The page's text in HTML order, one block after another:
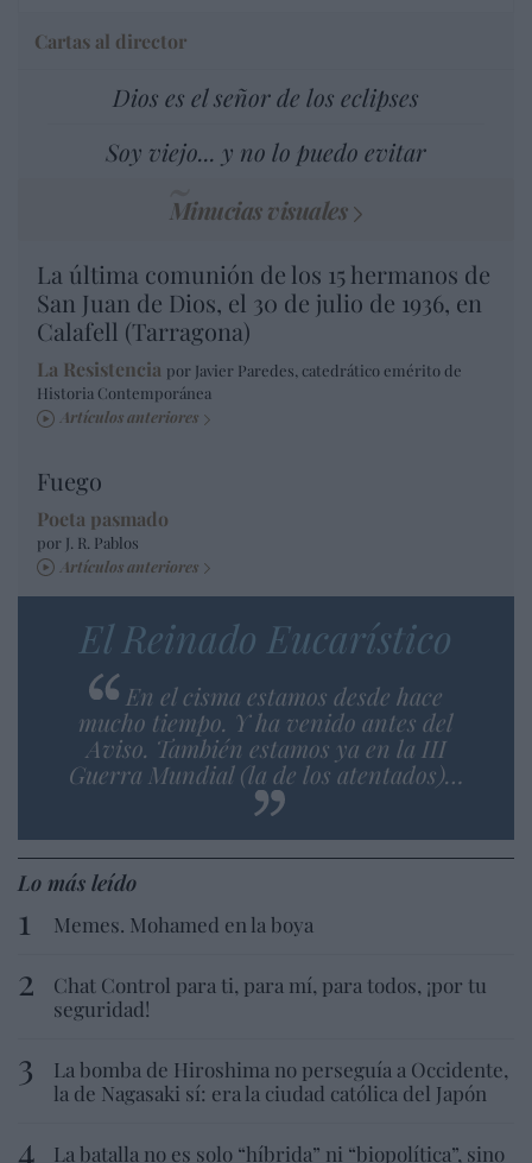
Cartas al director
Dios es el señor de los eclipses
Soy viejo... y no lo puedo evitar
Minucias visuales
La última comunión de los 15 hermanos de
San Juan de Dios, el 30 de julio de 1936, en
Calafell (Tarragona)
La Resistencia por Javier Paredes, catedrático emérito de
Historia Contemporánea
Artículos anteriores
Fuego
Poeta pasmado
por J. R. Pablos
Artículos anteriores
El Reinado Eucarístico
En el cisma estamos desde hace
mucho tiempo. Y ha venido antes del
Aviso. También estamos ya en la III
Guerra Mundial (la de los atentados)…
Lo más leído
Memes. Mohamed en la boya
Chat Control para ti, para mí, para todos, ¡por tu
seguridad!
La bomba de Hiroshima no perseguía a Occidente,
la de Nagasaki sí: era la ciudad católica del Japón
La batalla no es solo “híbrida” ni “biopolítica”, sino